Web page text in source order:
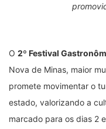
O 2º Festival
Nova de Minas, maior
promete movimentar o
estado, valorizando a
marcado para os dias 2